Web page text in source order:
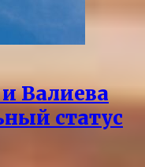
Валиева
статус